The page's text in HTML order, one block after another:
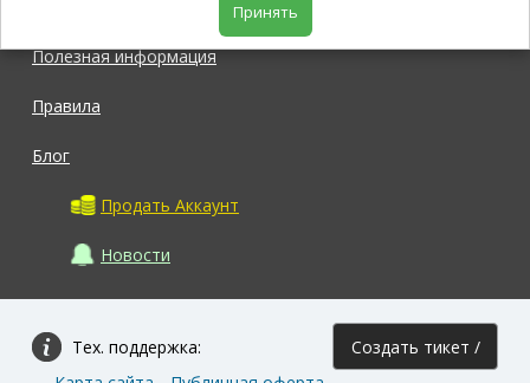
Полезная информация
Правила
Блог
Продать Аккаунт
Новости
Тех. поддержка:
Создать тикет /
Принять